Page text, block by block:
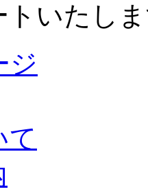
トいたし
ジ
て